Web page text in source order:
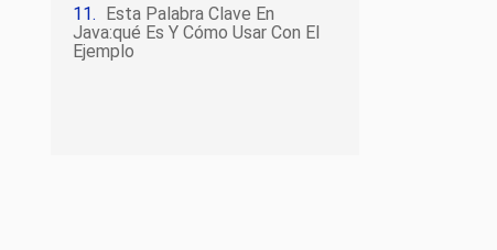
Esta Palabra Clave En
Java:qué Es Y Cómo Usar Con El
Ejemplo